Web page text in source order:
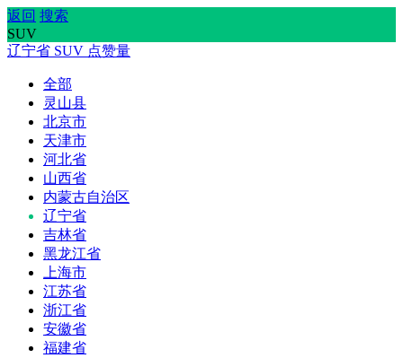
返回 搜索
SUV
辽宁省 SUV 点赞量
全部
灵山县
北京市
天津市
河北省
山西省
内蒙古自治区
辽宁省
吉林省
黑龙江省
上海市
江苏省
浙江省
安徽省
福建省